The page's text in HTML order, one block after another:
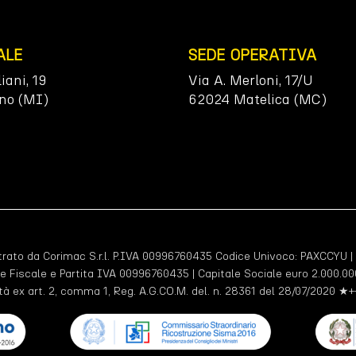
19
(MI)
SEDE OPERATIVA
Via A. Merloni, 17/U
62024 Matelica (MC)
da Corimac S.r.l. P.IVA 00996760435 Codice Univoco: PAXCCYU
Fiscale e Partita IVA 00996760435 | Capitale Sociale euro
ex art. 2, comma 1, Reg. A.G.CO.M. del. n. 28361 del 28/07/2020